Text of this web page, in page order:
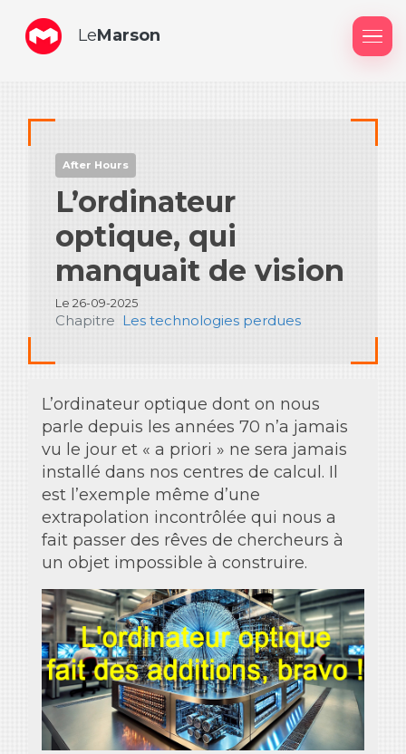
LeMarson
After Hours
L’ordinateur
optique, qui
manquait de vision
Le 26-09-2025
Chapitre Les technologies perdues
L’ordinateur optique dont on nous
parle depuis les années 70 n’a jamais
vu le jour et « a priori » ne sera jamais
installé dans nos centres de calcul. Il
est l’exemple même d’une
extrapolation incontrôlée qui nous a
fait passer des rêves de chercheurs à
un objet impossible à construire.